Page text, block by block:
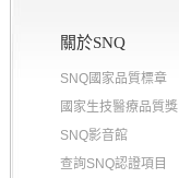
關於SNQ
SNQ國家品質標章
國家生技醫療品質獎
SNQ影音館
查詢SNQ認證項目